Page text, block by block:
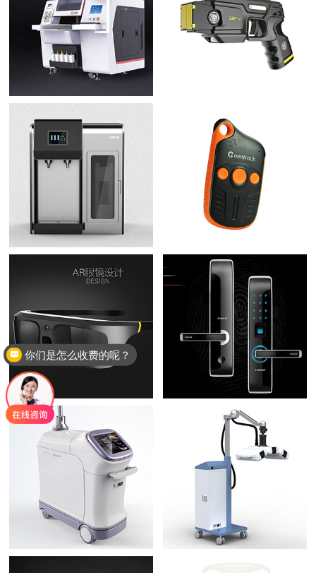
你们是怎么收费的呢？
现在有优惠活动么？